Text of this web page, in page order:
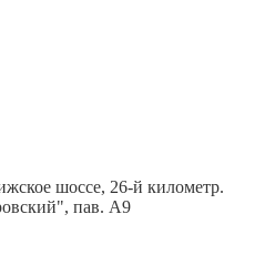
шоссе, 26-й километр.
пав. А9